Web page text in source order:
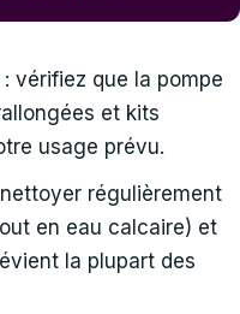
: vérifiez que la pompe
et kits
usage prévu.
régulièrement
en eau calcaire) et
la plupart des